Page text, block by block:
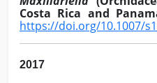
Costa Rica and
https://doi.org/10.1007/
2017